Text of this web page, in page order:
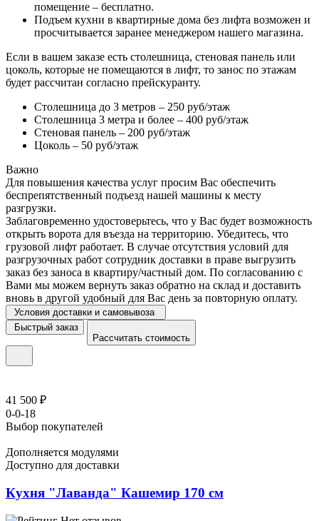
помещение – бесплатно.
Подъем кухни в квартирные дома без лифта возможен и
просчитывается заранее менеджером нашего магазина.
Если в вашем заказе есть столешница, стеновая панель или
цоколь, которые не помещаются в лифт, то занос по этажам
будет рассчитан согласно прейскуранту.
Столешница до 3 метров – 250 руб/этаж
Столешница 3 метра и более – 400 руб/этаж
Стеновая панель – 200 руб/этаж
Цоколь – 50 руб/этаж
Важно
Для повышения качества услуг просим Вас обеспечить
беспрепятственный подъезд нашей машины к месту
разгрузки.
Заблаговременно удостоверьтесь, что у Вас будет возможность
открыть ворота для въезда на территорию. Убедитесь, что
грузовой лифт работает. В случае отсутствия условий для
разгрузочных работ сотрудник доставки в праве выгрузить
заказ без заноса в квартиру/частный дом. По согласованию с
Вами мы можем вернуть заказ обратно на склад и доставить
вновь в другой удобный для Вас день за повторную оплату.
Условия доставки и самовывоза
Быстрый заказ
Рассчитать стоимость
41 500 ₽
0-0-18
Выбор покупателей
Дополняется модулями
Доступно для доставки
Кухня "Лаванда" Кашемир 170 см